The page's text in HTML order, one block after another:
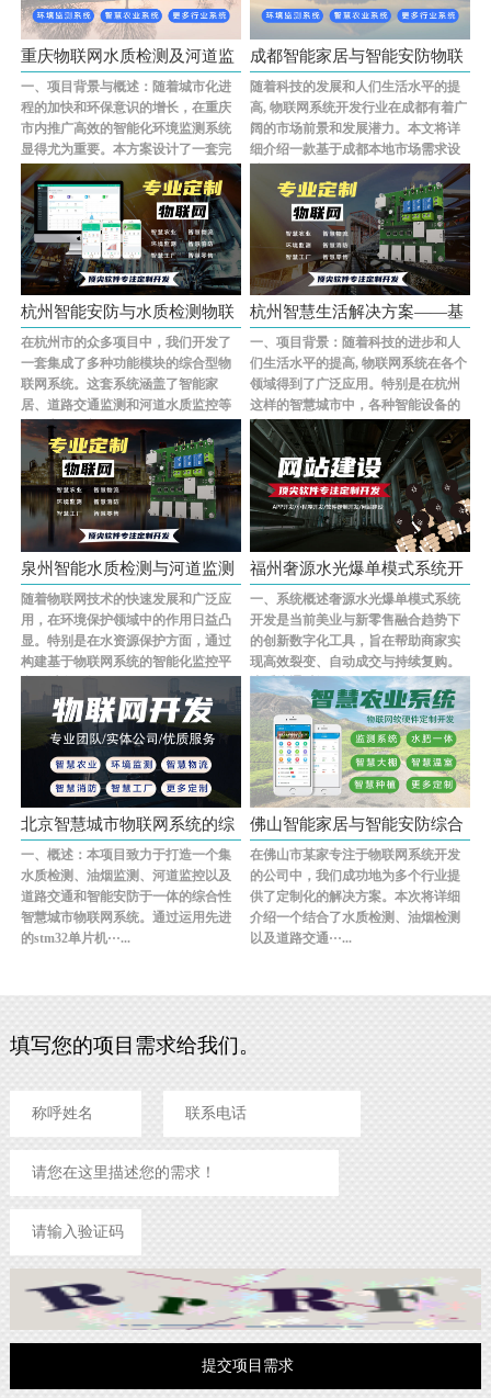
重庆物联网水质检测及河道监
控系统···
一、项目背景与概述：随着城市化进
程的加快和环保意识的增长，在重庆
市内推广高效的智能化环境监测系统
显得尤为重要。本方案设计了一套完
整的物联网水···...
成都智能家居与智能安防物联
网系统···
随着科技的发展和人们生活水平的提
高, 物联网系统开发行业在成都有着广
阔的市场前景和发展潜力。本文将详
细介绍一款基于成都本地市场需求设
杭州智能安防与水质检测物联
网系统···
在杭州市的众多项目中，我们开发了
一套集成了多种功能模块的综合型物
联网系统。这套系统涵盖了智能家
居、道路交通监测和河道水质监控等
多个方面，并且···...
杭州智慧生活解决方案——基
于物联···
一、项目背景：随着科技的进步和人
们生活水平的提高, 物联网系统在各个
领域得到了广泛应用。特别是在杭州
这样的智慧城市中，各种智能设备的
应用愈发频···...
泉州智能水质检测与河道监测
综合解···
随着物联网技术的快速发展和广泛应
用，在环境保护领域中的作用日益凸
显。特别是在水资源保护方面，通过
构建基于物联网系统的智能化监控平
台可以有效提···...
福州奢源水光爆单模式系统开
发专业···
一、系统概述奢源水光爆单模式系统
开发是当前美业与新零售融合趋势下
的创新数字化工具，旨在帮助商家实
现高效裂变、自动成交与持续复购。
该系统通过智···...
北京智慧城市物联网系统的综
合解决···
一、概述：本项目致力于打造一个集
水质检测、油烟监测、河道监控以及
道路交通和智能安防于一体的综合性
智慧城市物联网系统。通过运用先进
的stm32单片机···...
佛山智能家居与智能安防综合
物联网···
在佛山市某家专注于物联网系统开发
的公司中，我们成功地为多个行业提
供了定制化的解决方案。本次将详细
介绍一个结合了水质检测、油烟检测
以及道路交通···...
填写您的项目需求给我们。